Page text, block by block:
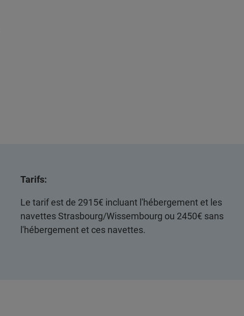
Tarifs:
Le tarif est de 2915€ incluant l'hébergement et les
navettes Strasbourg/Wissembourg ou 2450€ sans
l'hébergement et ces navettes.